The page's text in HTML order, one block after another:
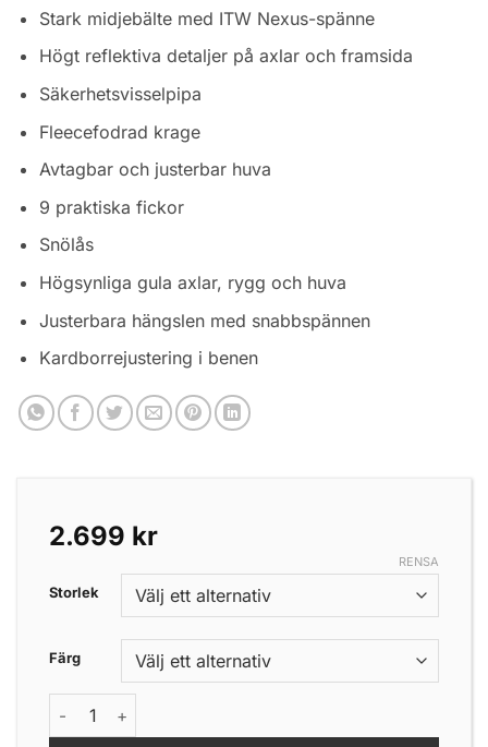
Stark midjebälte med ITW Nexus-spänne
Högt reflektiva detaljer på axlar och framsida
Säkerhetsvisselpipa
Fleecefodrad krage
Avtagbar och justerbar huva
9 praktiska fickor
Snölås
Högsynliga gula axlar, rygg och huva
Justerbara hängslen med snabbspännen
Kardborrejustering i benen
2.699 kr
Storlek
Färg
RENSA
Kinetic Guardian 2-delad Flytoverall mängd